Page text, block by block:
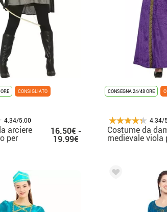
CONSIGLIATO
4.34/5.00
arciere
per
16.50€ -
19.99€
CONSEGNA 24/48 ORE
4.34/
Costume da
medievale viola